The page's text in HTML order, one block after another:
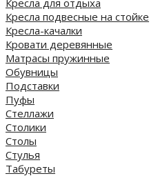
Кресла для отдыха
Кресла подвесные на стойке
Кресла-качалки
Кровати деревянные
Матрасы пружинные
Обувницы
Подставки
Пуфы
Стеллажи
Столики
Столы
Стулья
Табуреты